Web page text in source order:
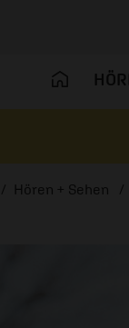
Startseite
Hören + Sehen